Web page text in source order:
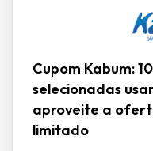
Cupom Kabum:
selecionadas
aproveite a
limitado